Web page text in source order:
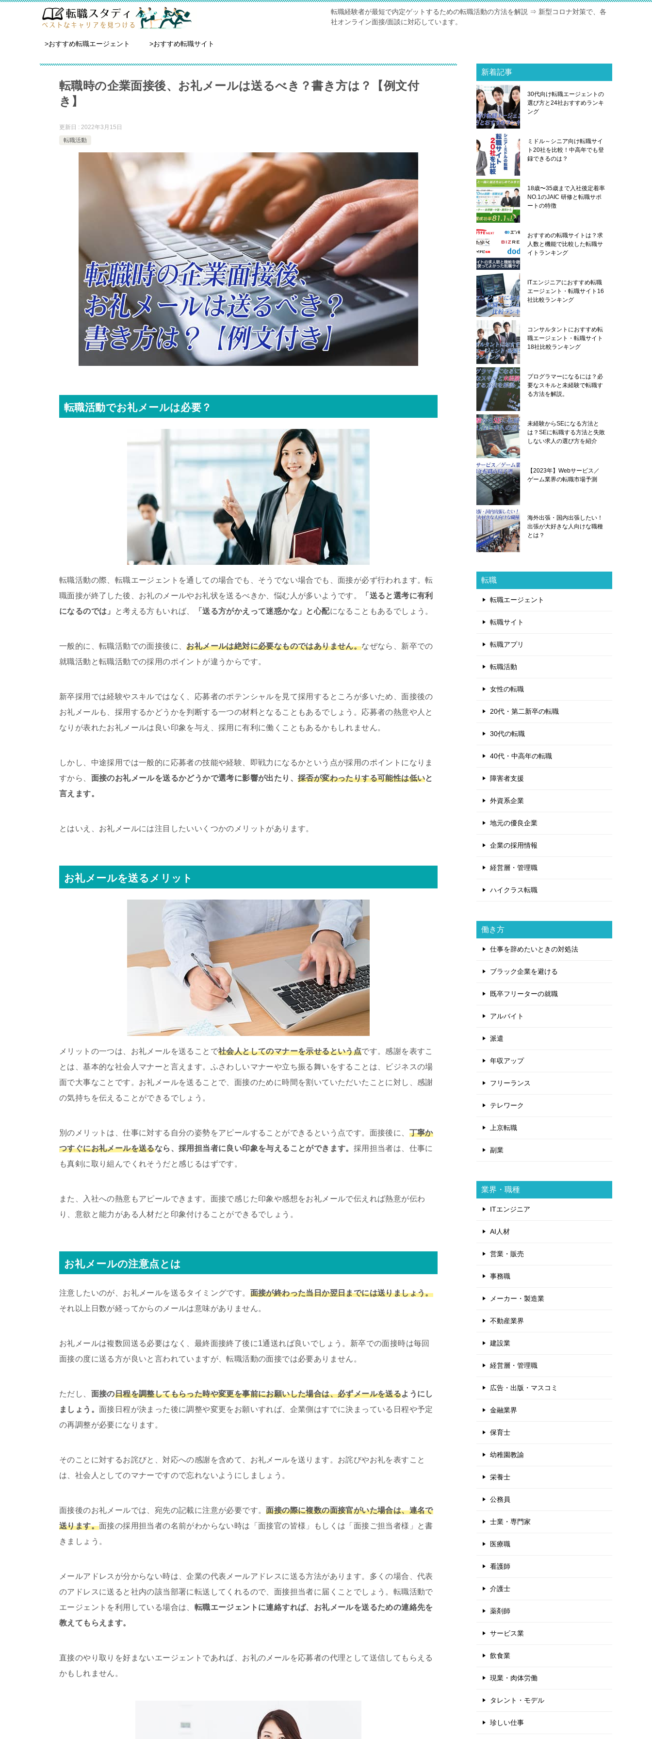
転職経験者が最短で内定ゲットするための転職活動の方法を解説 ⇒ 新型コロナ対策で、各
社オンライン面接/面談に対応しています。
>おすすめ転職エージェント >おすすめ転職サイト
転職時の企業面接後、お礼メールは送るべき？書き方は？【例文付
き】
更新日 : 2022年3月15日
転職活動
転職活動でお礼メールは必要？
転職活動の際、転職エージェントを通しての場合でも、そうでない場合でも、面接が必ず行われます。転
職面接が終了した後、お礼のメールやお礼状を送るべきか、悩む人が多いようです。
「送ると選考に有利
になるのでは」
と考える方もいれば、 「送る方がかえって迷惑かな」と心配になることもあるでしょう。
一般的に、転職活動での面接後に、お礼メールは絶対に必要なものではありません。なぜなら、新卒での
就職活動と転職活動での採用のポイントが違うからです。
新卒採用では経験やスキルではなく、応募者のポテンシャルを見て採用するところが多いため、面接後の
お礼メールも、採用するかどうかを判断する一つの材料となることもあるでしょう。応募者の熱意や人と
なりが表れたお礼メールは良い印象を与え、採用に有利に働くこともあるかもしれません。
しかし、中途採用では一般的に応募者の技能や経験、即戦力になるかという点が採用のポイントになりま
すから、 面接のお礼メールを送るかどうかで選考に影響が出たり、採否が変わったりする可能性は低いと
言えます。
とはいえ、お礼メールには注目したいいくつかのメリットがあります。
お礼メールを送るメリット
メリットの一つは、お礼メールを送ることで社会人としてのマナーを示せるという点です。感謝を表すこ
とは、基本的な社会人マナーと言えます。ふさわしいマナーや立ち振る舞いをすることは、ビジネスの場
面で大事なことです。お礼メールを送ることで、面接のために時間を割いていただいたことに対し、感謝
の気持ちを伝えることができるでしょう。
別のメリットは、仕事に対する自分の姿勢をアピールすることができるという点です。面接後に、 丁寧か
つすぐにお礼メールを送るなら、採用担当者に良い印象を与えることができます。 採用担当者は、仕事に
も真剣に取り組んでくれそうだと感じるはずです。
また、入社への熱意もアピールできます。面接で感じた印象や感想をお礼メールで伝えれば熱意が伝わ
り、意欲と能力がある人材だと印象付けることができるでしょう。
お礼メールの注意点とは
注意したいのが、お礼メールを送るタイミングです。 面接が終わった当日か翌日までには送りましょう。
それ以上日数が経ってからのメールは意味がありません。
お礼メールは複数回送る必要はなく、最終面接終了後に1通送れば良いでしょう。新卒での面接時は毎回
面接の度に送る方が良いと言われていますが、転職活動の面接では必要ありません。
ただし、 面接の日程を調整してもらった時や変更を事前にお願いした場合は、必ずメールを送るようにし
ましょう。 面接日程が決まった後に調整や変更をお願いすれば、企業側はすでに決まっている日程や予定
の再調整が必要になります。
そのことに対するお詫びと、対応への感謝を含めて、お礼メールを送ります。お詫びやお礼を表すこと
は、社会人としてのマナーですので忘れないようにしましょう。
面接後のお礼メールでは、宛先の記載に注意が必要です。面接の際に複数の面接官がいた場合は、連名で
送ります。面接の採用担当者の名前がわからない時は「面接官の皆様」もしくは「面接ご担当者様」と書
きましょう。
メールアドレスが分からない時は、企業の代表メールアドレスに送る方法があります。多くの場合、代表
のアドレスに送ると社内の該当部署に転送してくれるので、面接担当者に届くことでしょう。転職活動で
エージェントを利用している場合は、 転職エージェントに連絡すれば、お礼メールを送るための連絡先を
教えてもらえます。
直接のやり取りを好まないエージェントであれば、お礼のメールを応募者の代理として送信してもらえる
かもしれません。
新着記事
30代向け転職エージェントの
選び方と24社おすすめランキ
ング
ミドル～シニア向け転職サイ
ト20社を比較！中高年でも登
録できるのは？
18歳〜35歳まで入社後定着率
NO.1のJAIC 研修と転職サポ
ートの特徴
おすすめの転職サイトは？求
人数と機能で比較した転職サ
イトランキング
ITエンジニアにおすすめ転職
エージェント・転職サイト16
社比較ランキング
コンサルタントにおすすめ転
職エージェント・転職サイト
18社比較ランキング
プログラマーになるには？必
要なスキルと未経験で転職す
る方法を解説。
未経験からSEになる方法と
は？SEに転職する方法と失敗
しない求人の選び方を紹介
【2023年】Webサービス／
ゲーム業界の転職市場予測
海外出張・国内出張したい！
出張が大好きな人向けな職種
とは？
転職
転職エージェント
転職サイト
転職アプリ
転職活動
女性の転職
20代・第二新卒の転職
30代の転職
40代・中高年の転職
障害者支援
外資系企業
地元の優良企業
企業の採用情報
経営層・管理職
ハイクラス転職
働き方
仕事を辞めたいときの対処法
ブラック企業を避ける
既卒フリーターの就職
アルバイト
派遣
年収アップ
フリーランス
テレワーク
上京転職
副業
業界・職種
ITエンジニア
AI人材
営業・販売
事務職
メーカー・製造業
不動産業界
建設業
経営層・管理職
広告・出版・マスコミ
金融業界
保育士
幼稚園教諭
栄養士
公務員
士業・専門家
医療職
看護師
介護士
薬剤師
サービス業
飲食業
現業・肉体労働
タレント・モデル
珍しい仕事